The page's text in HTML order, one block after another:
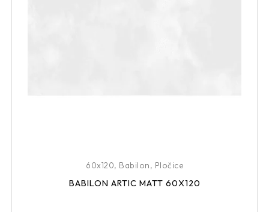
60x120, Babilon, Pločice
BABILON ARTIC MATT 60X120